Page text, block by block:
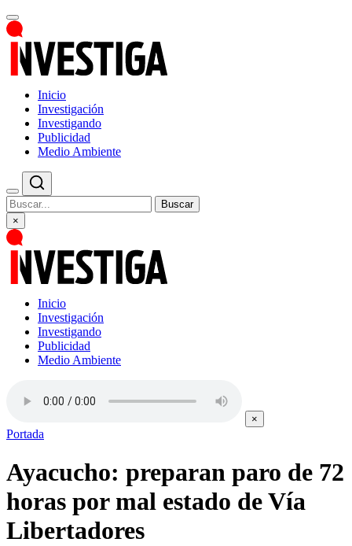
Inicio
Investigación
Investigando
Publicidad
Medio Ambiente
Buscar
×
Inicio
Investigación
Investigando
Publicidad
Medio Ambiente
×
Portada
Ayacucho: preparan paro de 72
horas por mal estado de Vía
Libertadores